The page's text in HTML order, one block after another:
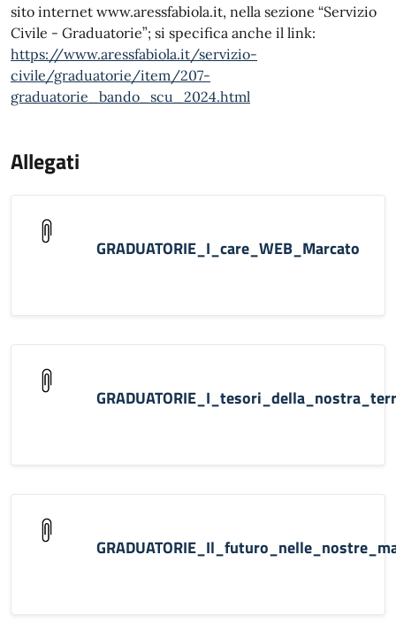
sito internet www.aressfabiola.it, nella sezione “Servizio
Civile - Graduatorie”; si specifica anche il link:
https://www.aressfabiola.it/servizio-
civile/graduatorie/item/207-
graduatorie_bando_scu_2024.html
Allegati
GRADUATORIE_I_care_WEB_Marcato